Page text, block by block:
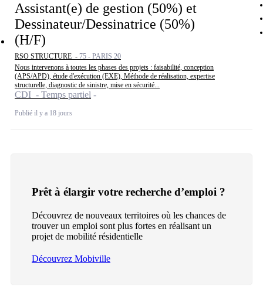
Assistant(e) de gestion (50%) et
Dessinateur/Dessinatrice (50%)
(H/F)
RSO STRUCTURE - 75 - PARIS 20
Nous intervenons à toutes les phases des projets : faisabilité, conception
(APS/APD), étude d'exécution (EXE), Méthode de réalisation, expertise
structurelle, diagnostic de sinistre, mise en sécurité...
CDI - Temps partiel
Publié il y a 18 jours
Prêt à élargir votre recherche d’emploi ?
Découvrez de nouveaux territoires où les chances de
trouver un emploi sont plus fortes en réalisant un
projet de mobilité résidentielle
Découvrez Mobiville